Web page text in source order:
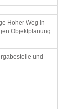
Hoher Weg in
Objektplanung
und